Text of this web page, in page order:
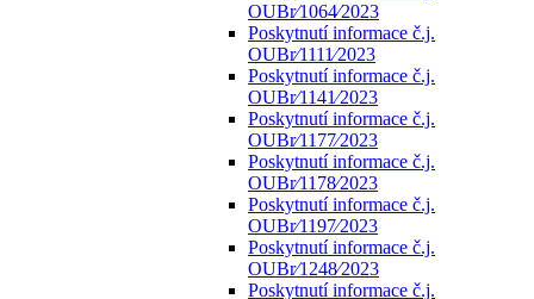
OUBr⁄1064⁄2023
Poskytnutí informace č.j.
OUBr⁄1111⁄2023
Poskytnutí informace č.j.
OUBr⁄1141⁄2023
Poskytnutí informace č.j.
OUBr⁄1177⁄2023
Poskytnutí informace č.j.
OUBr⁄1178⁄2023
Poskytnutí informace č.j.
OUBr⁄1197⁄2023
Poskytnutí informace č.j.
OUBr⁄1248⁄2023
Poskytnutí informace č.j.